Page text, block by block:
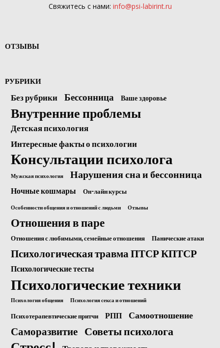
Свяжитесь с нами: info@psi-labirint.ru
ОТЗЫВЫ
РУБРИКИ
Без рубрики Бессонница Ваше здоровье
Внутренние проблемы
Детская психология
Интересные факты о психологии
Консультации психолога
Мужская психология Нарушения сна и бессонница
Ночные кошмары Он-лайн курсы
Особенности общения и отношений с людьми Отзывы
Отношения в паре
Отношения с любимыми, семейные отношения Панические атаки
Психологическая травма ПТСР КПТСР
Психологические тесты
Психологические техники
Психология общения Психология секса и отношений
Психотерапевтические притчи РПП Самоотношение
Саморазвитие Советы психолога